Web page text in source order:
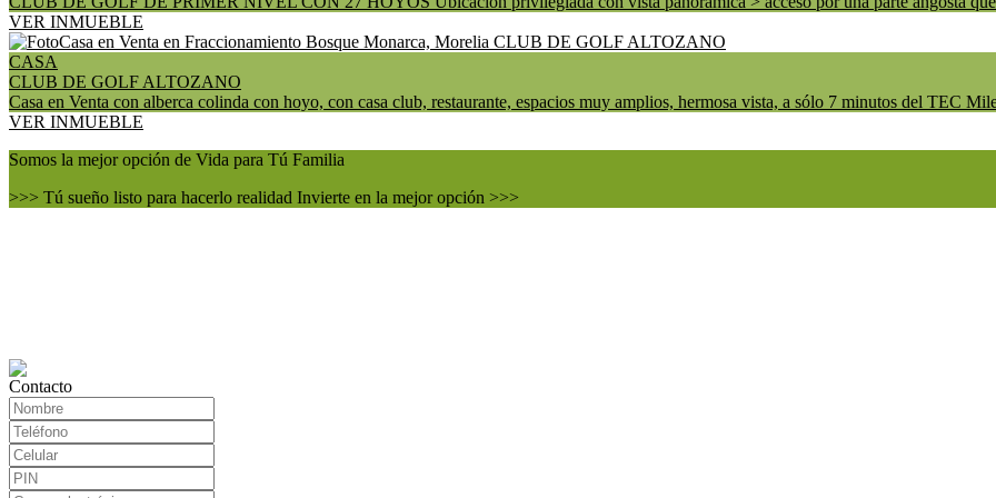
VER INMUEBLE
CASA
CLUB DE GOLF ALTOZANO
Casa en Venta con alberca colinda con hoyo, con casa club, restaurante, espacios muy amplios, hermosa vista, a sólo 7 minutos del TEC
VER INMUEBLE
Somos la mejor opción de Vida para Tú Familia
>>> Tú sueño listo para hacerlo realidad Invierte en la mejor opción >>>
Contacto